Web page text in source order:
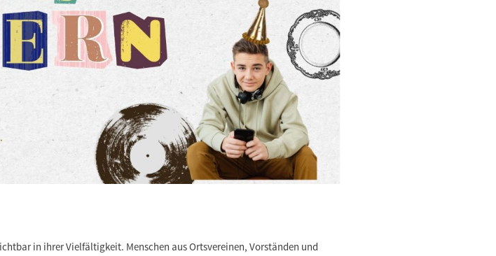
in ihrer Vielfältigkeit. Menschen aus Ortsvereinen, Vorständen und